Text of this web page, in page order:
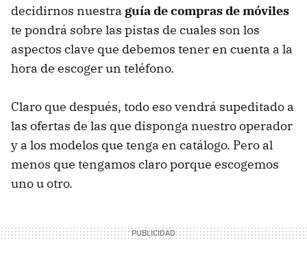
decidirnos nuestra guía de compras de móviles
te pondrá sobre las pistas de cuales son los
aspectos clave que debemos tener en cuenta a la
hora de escoger un teléfono.
Claro que después, todo eso vendrá supeditado a
las ofertas de las que disponga nuestro operador
y a los modelos que tenga en catálogo. Pero al
menos que tengamos claro porque escogemos
uno u otro.